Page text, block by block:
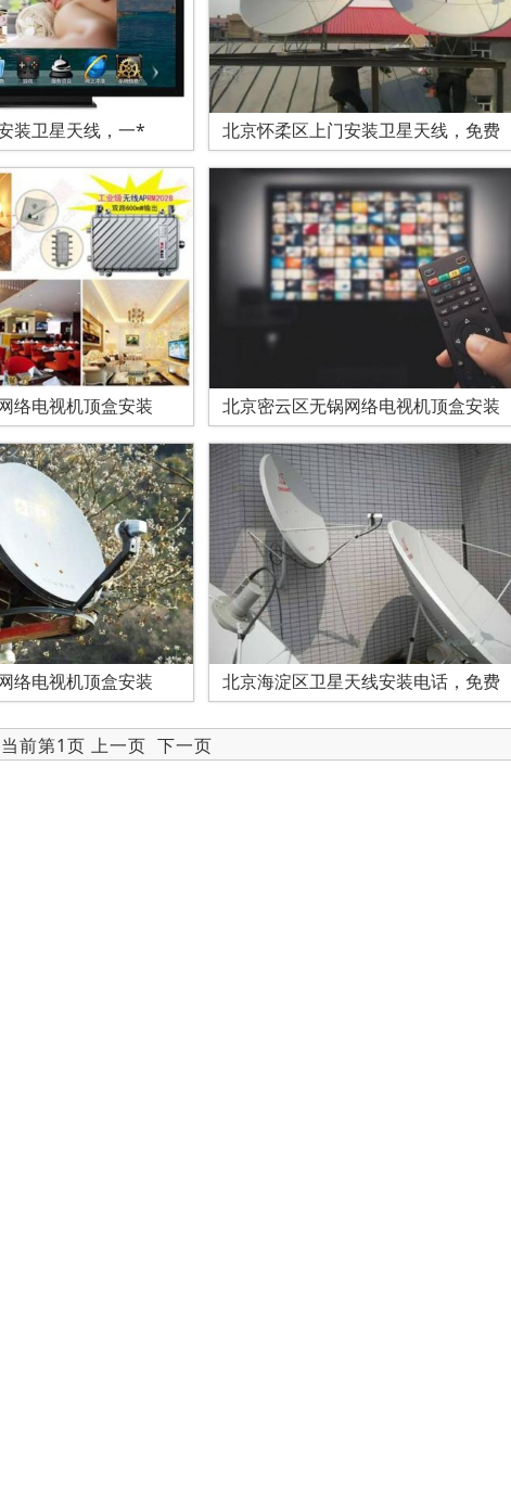
装卫星天线，一* 北京怀柔区上门安装卫星天线，免费
络电视机顶盒安装 北京密云区无锅网络电视机顶盒安装
络电视机顶盒安装 北京海淀区卫星天线安装电话，免费
前第1页 上一页 下一页